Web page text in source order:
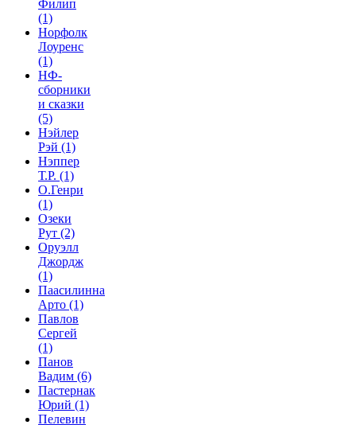
Филип
(1)
Норфолк
Лоуренс
(1)
НФ-
сборники
и сказки
(5)
Нэйлер
Рэй (1)
Нэппер
Т.Р. (1)
О.Генри
(1)
Озеки
Рут (2)
Оруэлл
Джордж
(1)
Паасилинна
Арто (1)
Павлов
Сергей
(1)
Панов
Вадим (6)
Пастернак
Юрий (1)
Пелевин